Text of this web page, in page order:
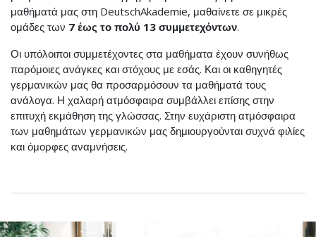
μαθήματά μας στη DeutschAkademie, μαθαίνετε σε μικρές
ομάδες των 7 έως το πολύ 13 συμμετεχόντων.
Οι υπόλοιποι συμμετέχοντες στα μαθήματα έχουν συνήθως
παρόμοιες ανάγκες και στόχους με εσάς. Και οι καθηγητές
γερμανικών μας θα προσαρμόσουν τα μαθήματά τους
ανάλογα. Η χαλαρή ατμόσφαιρα συμβάλλει επίσης στην
επιτυχή εκμάθηση της γλώσσας. Στην ευχάριστη ατμόσφαιρα
των μαθημάτων γερμανικών μας δημιουργούνται συχνά φιλίες
και όμορφες αναμνήσεις.